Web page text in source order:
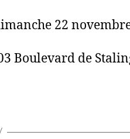
22
Boulevard de